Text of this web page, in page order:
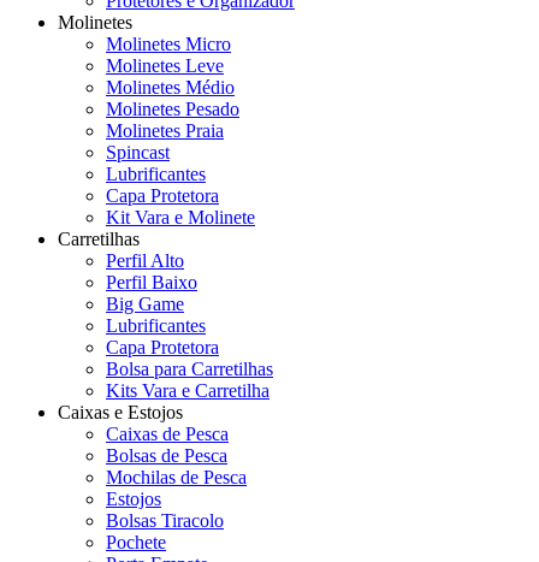
Molinetes
Molinetes Micro
Molinetes Leve
Molinetes Médio
Molinetes Pesado
Molinetes Praia
Spincast
Lubrificantes
Capa Protetora
Kit Vara e Molinete
Carretilhas
Perfil Alto
Perfil Baixo
Big Game
Lubrificantes
Capa Protetora
Bolsa para Carretilhas
Kits Vara e Carretilha
Caixas e Estojos
Caixas de Pesca
Bolsas de Pesca
Mochilas de Pesca
Estojos
Bolsas Tiracolo
Pochete